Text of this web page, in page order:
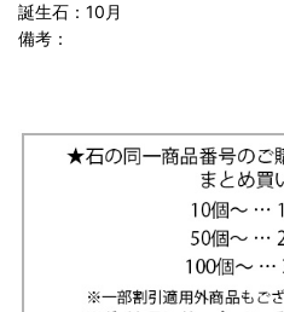
誕生石：10月
備考：